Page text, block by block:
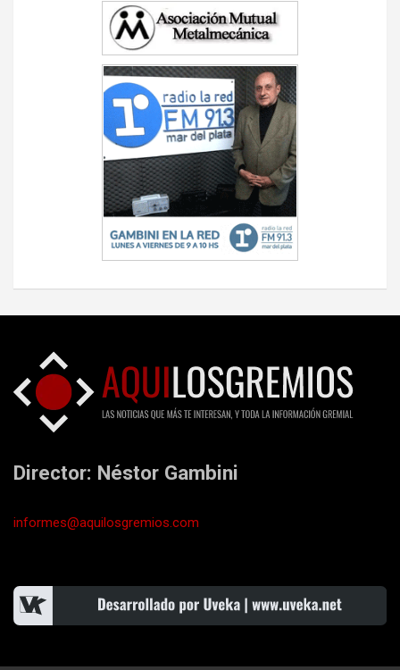
Director: Néstor Gambini
informes@aquilosgremios.com